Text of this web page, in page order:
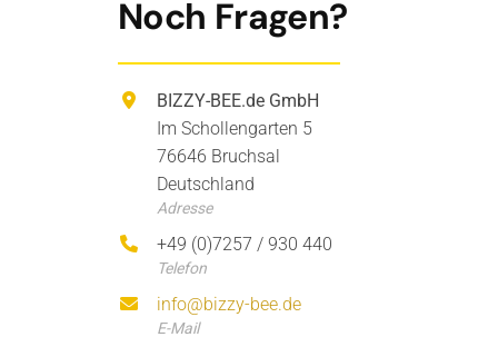
Noch Fragen?
BIZZY-BEE.de GmbH
Im Schollengarten 5
76646 Bruchsal
Deutschland
Adresse
+49 (0)7257 / 930 440
Telefon
info@bizzy-bee.de
E-Mail